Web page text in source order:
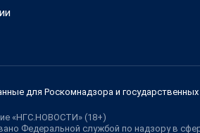
для Роскомнадзора и государственных
«НГС.НОВОСТИ» (18+)
Федеральной службой по надзору в